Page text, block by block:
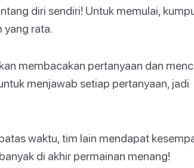
diri sendiri! Untuk memulai,
rata.
membacakan pertanyaan dan
menjawab setiap pertanyaan, jadi
waktu, tim lain mendapat
di akhir permainan menang!